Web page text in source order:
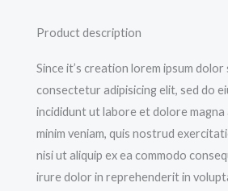
Product description
Since it’s creation lorem ipsum dolor
consectetur adipisicing elit, sed do
incididunt ut labore et dolore magna
minim veniam, quis nostrud
nisi ut aliquip ex ea commodo
irure dolor in reprehenderit in